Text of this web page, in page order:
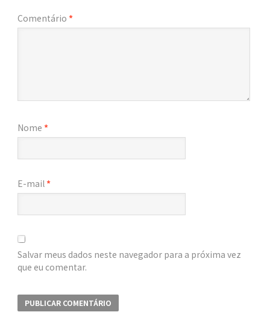
Comentário *
Nome *
E-mail *
Salvar meus dados neste navegador para a próxima vez
que eu comentar.